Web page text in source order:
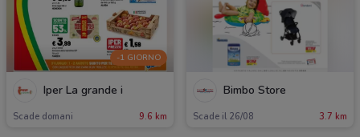
-1 GIORNO
Iper La grande i
Scade domani 9.6 km
Bimbo Store
Scade il 26/08 3.7 km